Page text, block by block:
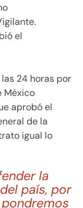
el
24 horas por
México
aprobó el
de la
igual lo
la
país, por